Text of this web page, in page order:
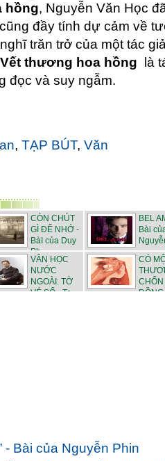
hồng, Nguyễn Văn Học
đầy tính dự cảm về
trăn trở của một tác
Vết thương hoa hồng
là
đọc và suy ngẫm.
, TẠP BÚT, Văn
CÒN CHÚT
GÌ ĐỂ NHỚ -
BàI của Duy
Ph...
BEL
Bài
VĂN HỌC
NƯỚC
NGOÀI: TỜ
VÉ SỐ - Tr...
CÓ
CHỐN
ĐỒNG
- Bài của Nguyễn Phin